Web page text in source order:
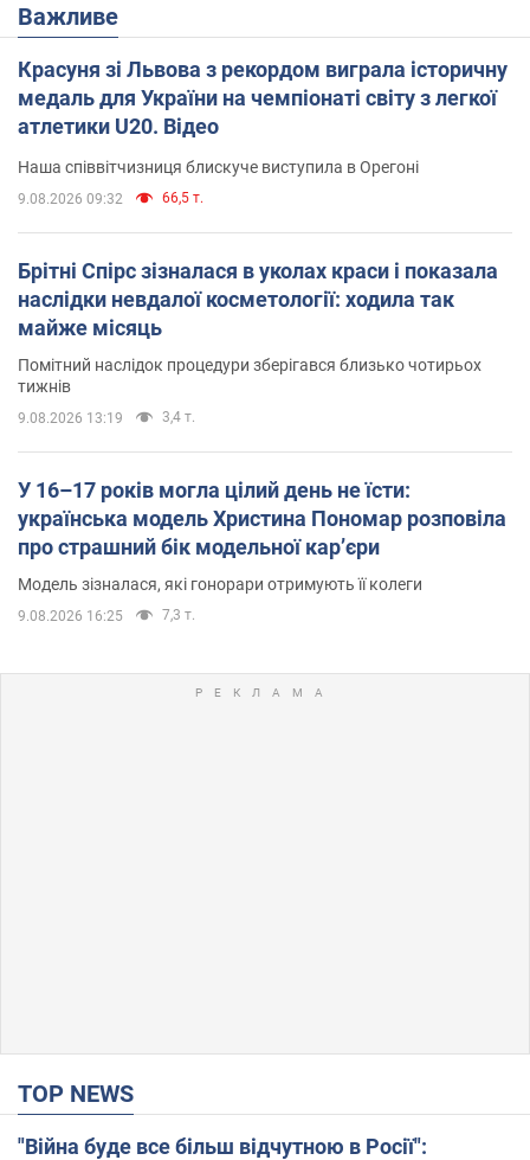
Важливе
Красуня зі Львова з рекордом виграла історичну
медаль для України на чемпіонаті світу з легкої
атлетики U20. Відео
Наша співвітчизниця блискуче виступила в Орегоні
9.08.2026 09:32 66,5 т.
Брітні Спірс зізналася в уколах краси і показала
наслідки невдалої косметології: ходила так
майже місяць
Помітний наслідок процедури зберігався близько чотирьох
тижнів
9.08.2026 13:19 3,4 т.
У 16–17 років могла цілий день не їсти:
українська модель Христина Пономар розповіла
про страшний бік модельної кар’єри
Модель зізналася, які гонорари отримують її колеги
9.08.2026 16:25 7,3 т.
TOP NEWS
"Війна буде все більш відчутною в Росії":